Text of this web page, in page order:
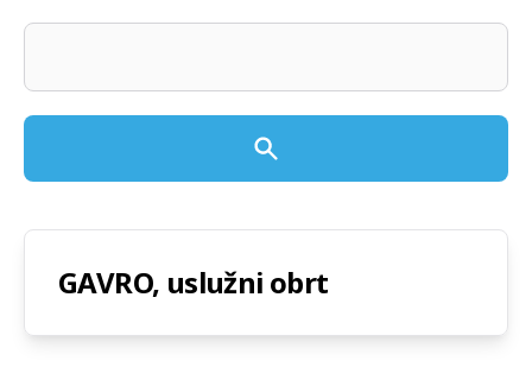
GAVRO, uslužni obrt